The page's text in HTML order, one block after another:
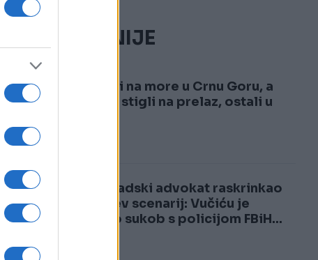
NAJČITANIJE
1
Krenuli na more u Crnu Goru, a
kad su stigli na prelaz, ostali u
2
Beogradski advokat raskrinkao
Vučićev scenarij: Vučiću je
trebao sukob s policijom FBiH...